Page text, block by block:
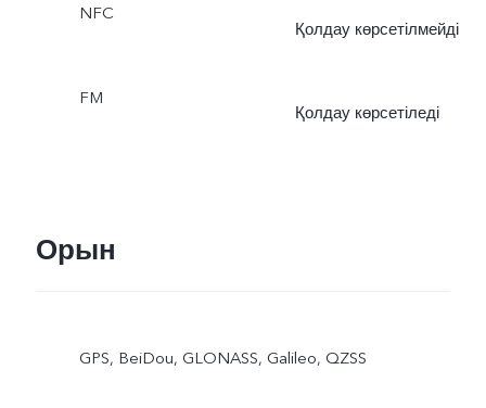
NFC
Қолдау көрсетілмейді
FM
Қолдау көрсетіледі
Орын
GPS, BeiDou, GLONASS, Galileo, QZSS